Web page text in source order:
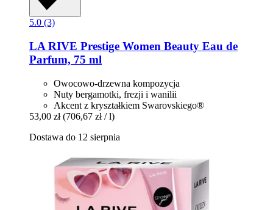
5.0 (3)
LA RIVE Prestige Women Beauty Eau de
Parfum, 75 ml
Owocowo-drzewna kompozycja
Nuty bergamotki, frezji i wanilii
Akcent z kryształkiem Swarovskiego®
53,00 zł (706,67 zł / l)
Dostawa do 12 sierpnia